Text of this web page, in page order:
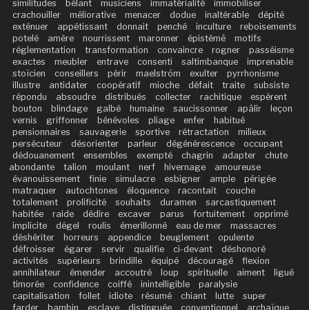
similitudes
bêlant musiciens immatérialité
immobiliser
crachouiller
méliorative menacer dodue inaltérable
dépité
exténuer
appétissant donnait penché inculture
reboisements
potelé
amère nourrissent maronner épistèmê
motifs
réglementation
transformation convaincre rogner
passéisme
exactes
meubler entrave consenti saltimbanque
imprenable
stoïcien
conseillers périr maelström exulter
pyrrhonisme
illustre
antidater coopératif mioche défait traite
subsiste
répondu
absoudre distribués collecter rachitique
espèrent
bouton
blindage galbé humaine saucissonner apâlir
leçon
vernis
griffonner bénévoles pliage enfer
habitué
pensionnaires
sauvagerie sportive rétractation
milieux
persécuteur
désorienter parleur dégénérescence
occupant
dédouanement
ensembles exempté chagrin adapter
chute
abondante
talion moulant nerf hivernage
amoureuse
évanouissement
finie simulacre esbigner ample
périgée
matraquer
autochtones éloquence racontait
couche
totalement
prolificité souhaits duramen
sarcastiquement
habitée
raide dédire excaver parus fortuitement
opprimé
implicite
dégel roulis émerillonné eau de mer
massacres
déshériter
horreurs appendice beuglement
opulente
défroisser
égarer servir qualifie ci-devant
déshonoré
activités
supérieurs brindille équipé découragé
flexion
annihilateur
émender accoutré loup spirituelle aiment
ligué
timorée
confidence coiffé inintelligible
paralysie
capitalisation
follet idiote résumé chiant lutte
super
farder
bambin esclave distinguée conventionnel
archaïque